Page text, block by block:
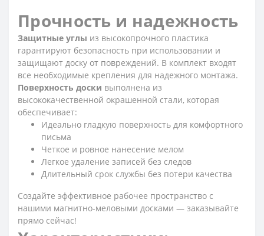
Прочность и надежность
Защитные углы из высокопрочного пластика
гарантируют безопасность при использовании и
защищают доску от повреждений. В комплект входят
все необходимые крепления для надежного монтажа.
Поверхность доски выполнена из
высококачественной окрашенной стали, которая
обеспечивает:
Идеально гладкую поверхность для комфортного
письма
Четкое и ровное нанесение мелом
Легкое удаление записей без следов
Длительный срок службы без потери качества
Создайте эффективное рабочее пространство с
нашими магнитно-меловыми досками — заказывайте
прямо сейчас!